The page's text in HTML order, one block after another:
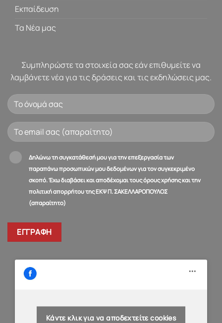
Εκπαίδευση
Τα Νέα μας
Συμπληρώστε τα στοιχεία σας εάν επιθυμείτε να
λαμβάνετε νέα για τις δράσεις και τις εκδηλώσεις μας.
Δηλώνω τη συγκατάθεσή μου για την επεξεργασία των
παραπάνω προσωπικών μου δεδομένων για τον συγκεκριμένο
σκοπό. Έχω διαβάσει και αποδέχομαι τους όρους χρήσης και την
πολιτική απορρήτου της ΕΚΨ Π. ΣΑΚΕΛΛΑΡΟΠΟΥΛΟΣ
(απαραίτητο)
Κάντε κλικ για να αποδεχτείτε cookies